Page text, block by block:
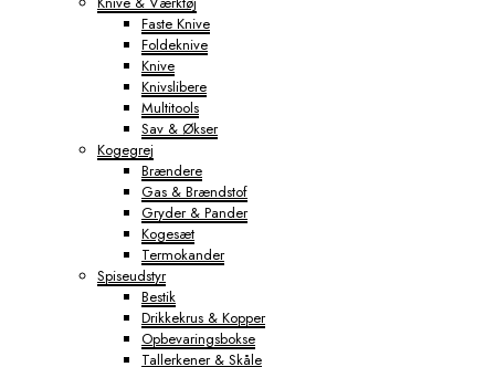
Faste Knive
Foldeknive
Knive
Knivslibere
Multitools
Sav & Økser
Kogegrej
Brændere
Gas & Brændstof
Gryder & Pander
Kogesæt
Termokander
Spiseudstyr
Bestik
Drikkekrus & Kopper
Opbevaringsbokse
Tallerkener & Skåle